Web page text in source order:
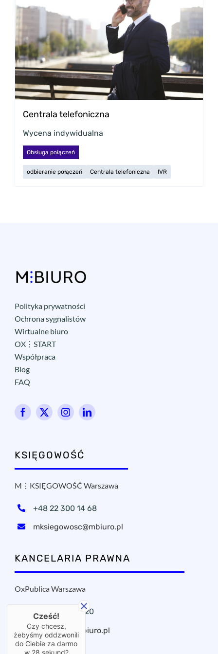
Centrala telefoniczna
Wycena indywidualna
Obsługa połączeń
odbieranie połączeń Centrala telefoniczna IVR
Polityka prywatności
Ochrona sygnalistów
Wirtualne biuro
OX⋮START
Współpraca
Blog
FAQ
KSIĘGOWOŚĆ
M⋮KSIĘGOWOŚĆ Warszawa
+48 22 300 14 68
mksiegowosc@mbiuro.pl
KANCELARIA PRAWNA
OxPublica Warszawa
+48 22 295 11 20
oxpublica@mbiuro.pl
Cześć!
Czy chcesz,
żebyśmy oddzwonili
do Ciebie za darmo